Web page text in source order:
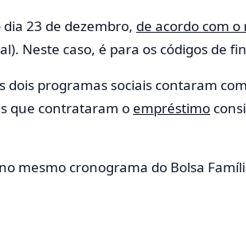
23 de dezembro, de acordo com
Neste caso, é para os códigos de
dois programas sociais contaram
que contrataram o empréstimo
mesmo cronograma do Bolsa